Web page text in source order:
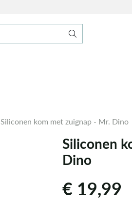
Siliconen kom met zuignap - Mr. Dino
Siliconen
Dino
€ 19,99